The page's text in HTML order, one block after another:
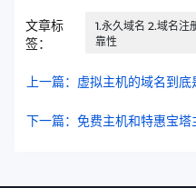
文章标
签：
1.永久域名 2.域名注
靠性
上一篇：虚拟主机的域名到底
下一篇：免费主机和特惠宝塔